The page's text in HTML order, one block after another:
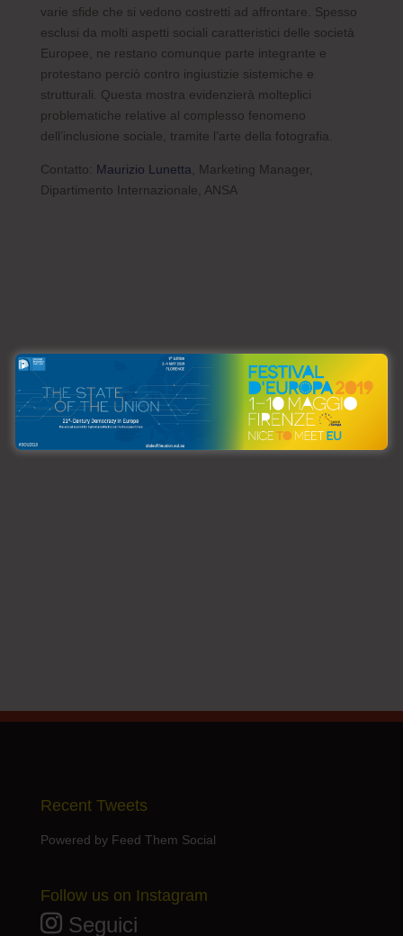
varie sfide che si vedono costretti ad affrontare. Spesso
esclusi da molti aspetti sociali caratteristici delle società
Europee, ne restano comunque parte integrante e
protestano perciò contro ingiustizie sistemiche e
strutturali. Questa mostra evidenzierà molteplici
problematiche relative al complesso fenomeno
dell’inclusione sociale, tramite l’arte della fotografia.
Contatto: Maurizio Lunetta , Marketing Manager,
Dipartimento Internazionale, ANSA
Recent Tweets
Powered by Feed Them Social
Follow us on Instagram
Seguici